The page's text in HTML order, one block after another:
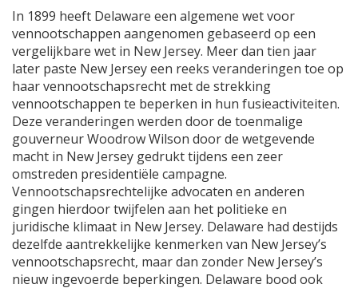
In 1899 heeft Delaware een algemene wet voor
vennootschappen aangenomen gebaseerd op een
vergelijkbare wet in New Jersey. Meer dan tien jaar
later paste New Jersey een reeks veranderingen toe op
haar vennootschapsrecht met de strekking
vennootschappen te beperken in hun fusieactiviteiten.
Deze veranderingen werden door de toenmalige
gouverneur Woodrow Wilson door de wetgevende
macht in New Jersey gedrukt tijdens een zeer
omstreden presidentiële campagne.
Vennootschapsrechtelijke advocaten en anderen
gingen hierdoor twijfelen aan het politieke en
juridische klimaat in New Jersey. Delaware had destijds
dezelfde aantrekkelijke kenmerken van New Jersey’s
vennootschapsrecht, maar dan zonder New Jersey’s
nieuw ingevoerde beperkingen. Delaware bood ook